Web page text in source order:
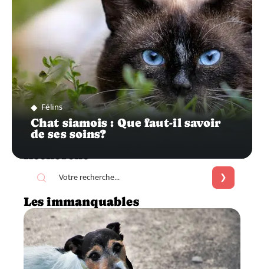
Félins
Chat siamois : Que faut-il savoir
de ses soins?
Recherche
Les immanquables